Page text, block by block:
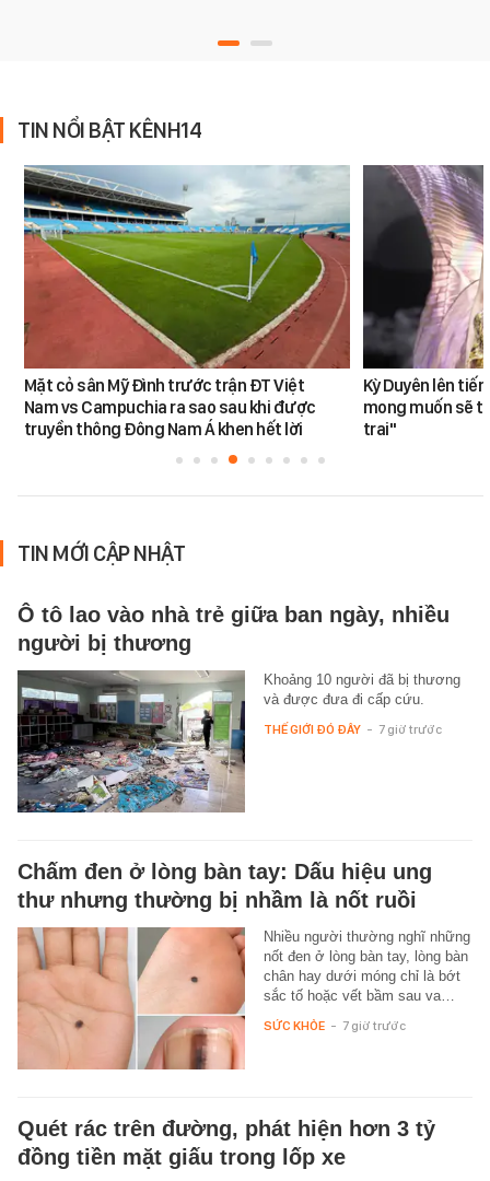
TIN NỔI BẬT KÊNH14
Mặt cỏ sân Mỹ Đình trước trận ĐT Việt
Nam vs Campuchia ra sao sau khi được
truyền thông Đông Nam Á khen hết lời
Kỳ Duyên lên
mong muốn sẽ
trai"
TIN MỚI CẬP NHẬT
Ô tô lao vào nhà trẻ giữa ban ngày, nhiều
người bị thương
Khoảng 10 người đã bị thương
và được đưa đi cấp cứu.
THẾ GIỚI ĐÓ ĐÂY - 7 giờ trước
Chấm đen ở lòng bàn tay: Dấu hiệu ung
thư nhưng thường bị nhầm là nốt ruồi
Nhiều người thường nghĩ những
nốt đen ở lòng bàn tay, lòng bàn
chân hay dưới móng chỉ là bớt
sắc tố hoặc vết bầm sau va…
SỨC KHỎE - 7 giờ trước
Quét rác trên đường, phát hiện hơn 3 tỷ
đồng tiền mặt giấu trong lốp xe